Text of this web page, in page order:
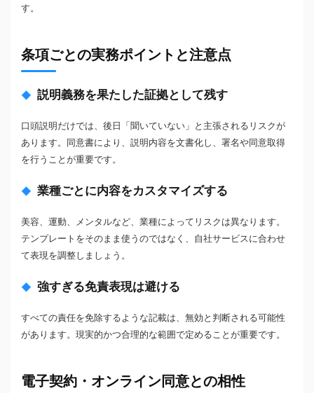
す。
条項ごとの実務ポイントと注意点
説明義務を果たした証拠として残す
口頭説明だけでは、後日「聞いていない」と主張されるリスクが
あります。同意書により、説明内容を文書化し、署名や同意取得
を行うことが重要です。
業種ごとに内容をカスタマイズする
美容、運動、メンタルなど、業種によってリスクは異なります。
テンプレートをそのまま使うのではなく、自社サービスに合わせ
て表現を調整しましょう。
強すぎる免責表現は避ける
すべての責任を免除するような記載は、無効と判断される可能性
があります。現実的かつ合理的な範囲で定めることが重要です。
電子契約・オンライン同意との相性